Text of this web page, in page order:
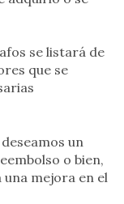
se listará de
que se
un
o bien,
mejora en el